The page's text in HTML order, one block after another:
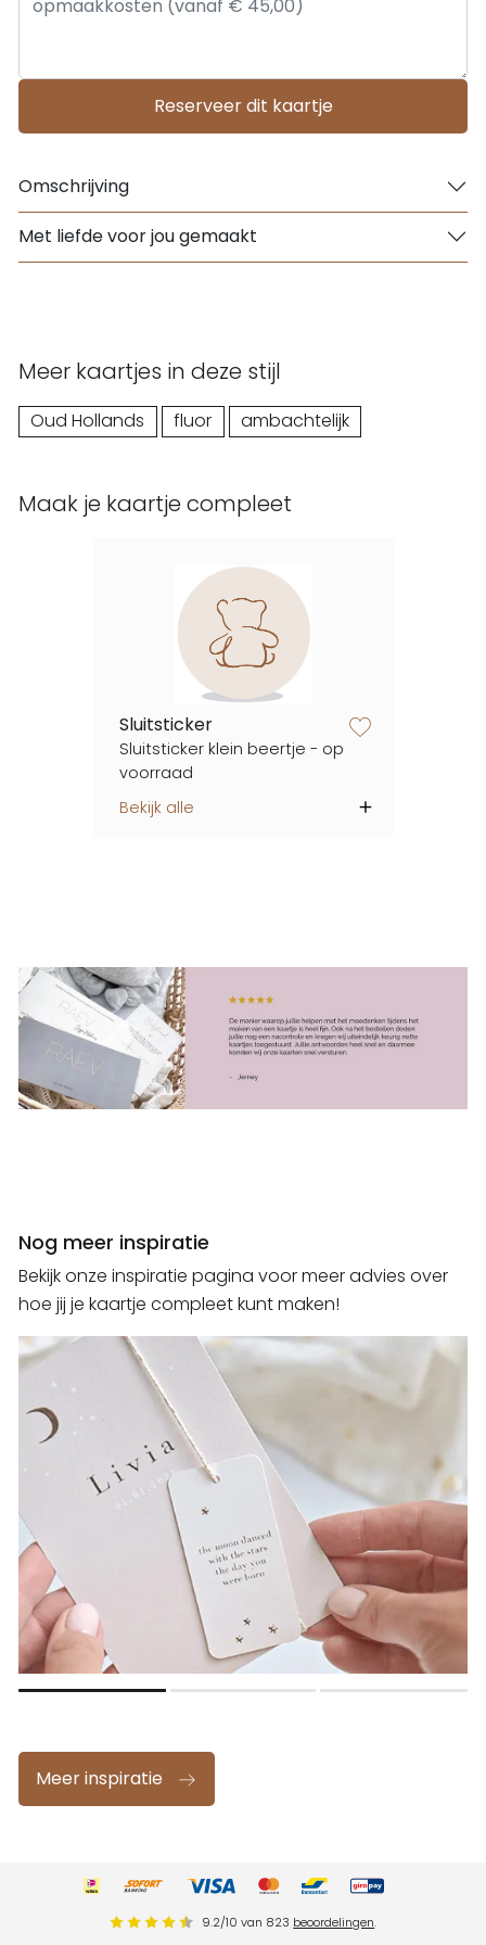
Reserveer dit kaartje
Omschrijving
Met liefde voor jou gemaakt
Meer kaartjes in deze stijl
Oud Hollands fluor ambachtelijk
Maak je kaartje compleet
Sluitsticker
Sluitsticker klein beertje - op
voorraad
Bekijk alle
Nog meer inspiratie
Bekijk onze inspiratie pagina voor meer advies over
hoe jij je kaartje compleet kunt maken!
Meer inspiratie
9.2/10 van 823 beoordelingen.